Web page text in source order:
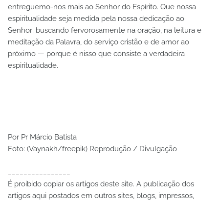
entreguemo-nos mais ao Senhor do Espírito. Que nossa
espiritualidade seja medida pela nossa dedicação ao
Senhor; buscando fervorosamente na oração, na leitura e
meditação da Palavra, do serviço cristão e de amor ao
próximo — porque é nisso que consiste a verdadeira
espiritualidade.
Por Pr Márcio Batista
Foto: (Vaynakh/freepik) Reprodução / Divulgação
É proibido copiar os artigos deste site. A publicação dos
artigos aqui postados em outros sites, blogs, impressos,